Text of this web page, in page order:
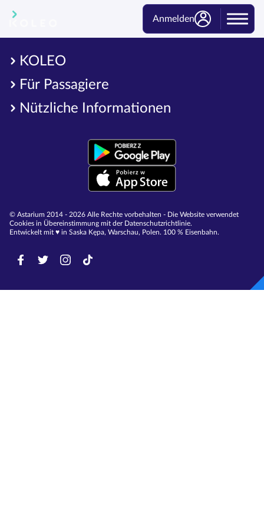
Anmelden
KOLEO
Für Passagiere
Nützliche Informationen
© Astarium 2014 - 2026 Alle Rechte vorbehalten - Die Website verwendet
Cookies in Übereinstimmung mit der Datenschutzrichtlinie.
Entwickelt mit ♥︎ in Saska Kępa, Warschau, Polen. 100 % Eisenbahn.